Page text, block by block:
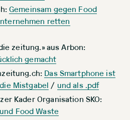
Gemeinsam gegen Food
retten
zeitung.» aus Arbon:
gemacht
Das Smartphone ist
Mistgabel / und als .pdf
Kader Organisation SKO:
Food Waste